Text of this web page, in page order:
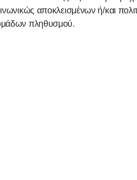
αποκλεισμένων ή/και
πληθυσμού.